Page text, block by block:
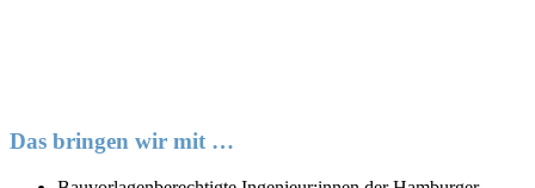
Das bringen wir mit …